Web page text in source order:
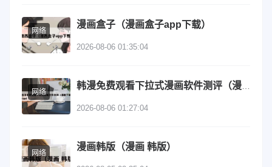
网络
漫画盒子（漫画盒子app下载）
2026-08-06 01:35:04
网络
2026-08-06 01:27:04
网络
漫画韩版（漫画 韩版）